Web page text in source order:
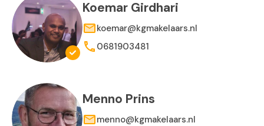
Koemar Girdhari
koemar@kgmakelaars.nl
0681903481
Menno Prins
menno@kgmakelaars.nl